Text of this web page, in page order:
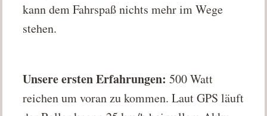
kann dem Fahrspaß nichts mehr im Wege
stehen.
Unsere ersten Erfahrungen: 500 Watt
reichen um voran zu kommen. Laut GPS läuft